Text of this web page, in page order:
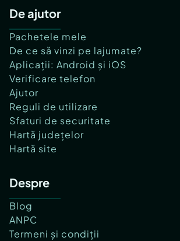
De ajutor
Pachetele mele
De ce să vinzi pe lajumate?
Aplicații: Android și iOS
Verificare telefon
Ajutor
Reguli de utilizare
Sfaturi de securitate
Hartă județelor
Hartă site
Despre
Blog
ANPC
Termeni și condiții